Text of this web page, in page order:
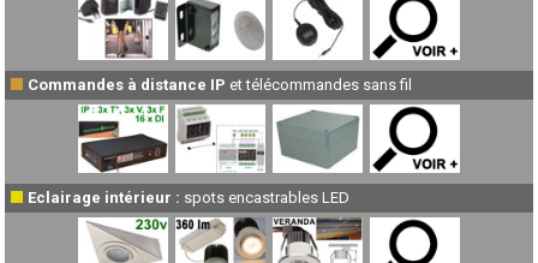
Commandes à distance IP et télécommandes sans fil
Eclairage intérieur : spots encastrables LED